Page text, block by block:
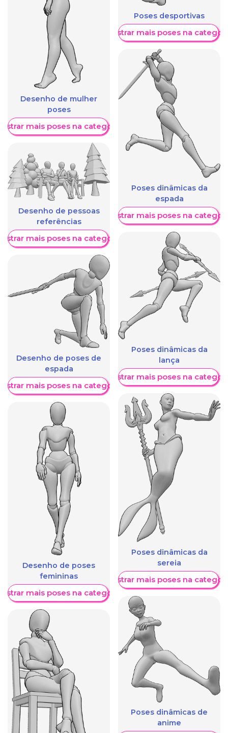
Desenho de mulher
poses
mais poses na categoria
Desenho de pessoas
referências
mais poses na categoria
Desenho de poses de
espada
mais poses na categoria
Desenho de poses
femininas
mais poses na categoria
Poses desportivas
Mostrar mais poses na
Poses dinâmicas da
espada
Mostrar mais poses na
Poses dinâmicas da
lança
Mostrar mais poses na
Poses dinâmicas da
sereia
Mostrar mais poses na
Poses dinâmicas de
anime